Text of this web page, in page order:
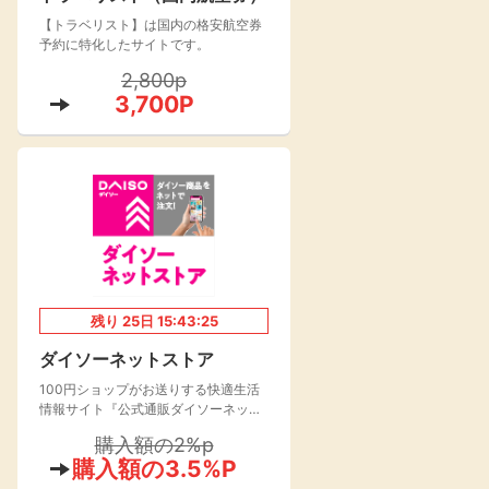
楽天toto【無料利
用登録】
140P
楽天レシピ
100P
レシ活
キャンペーン
情報
【トラベリスト】は国内の格安航空券
予約に特化したサイトです。
2,800p
3,700P
残り 25日 15:43:24
ダイソーネットストア
100円ショップがお送りする快適生活
情報サイト『公式通販ダイソーネット
購入額の2%p
購入額の3.5%P